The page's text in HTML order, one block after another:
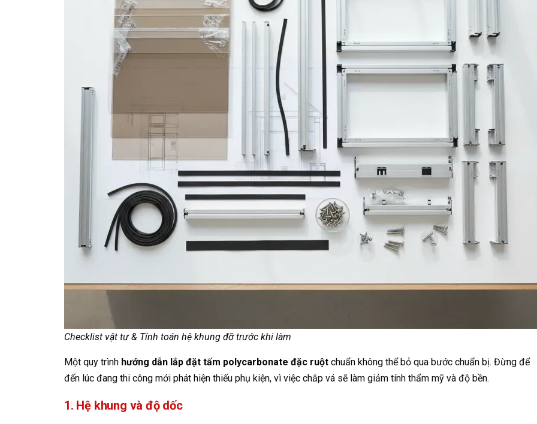
Checklist vật tư & Tính toán hệ khung đỡ trước khi làm
Một quy trình hướng dẫn lắp đặt tấm polycarbonate đặc ruột chuẩn không thể bỏ qua bước chuẩn bị. Đừng để
đến lúc đang thi công mới phát hiện thiếu phụ kiện, vì việc chắp vá sẽ làm giảm tính thẩm mỹ và độ bền.
1. Hệ khung và độ dốc